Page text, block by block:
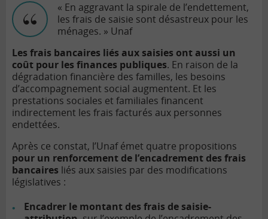
« En aggravant la spirale de l’endettement,
les frais de saisie sont désastreux pour les
ménages. » Unaf
Les frais bancaires liés aux saisies ont aussi un
coût pour les finances publiques. En raison de la
dégradation financière des familles, les besoins
d’accompagnement social augmentent. Et les
prestations sociales et familiales financent
indirectement les frais facturés aux personnes
endettées.
Après ce constat, l’Unaf émet quatre propositions
pour un renforcement de l’encadrement des frais
bancaires liés aux saisies par des modifications
législatives :
Encadrer le montant des frais de saisie-